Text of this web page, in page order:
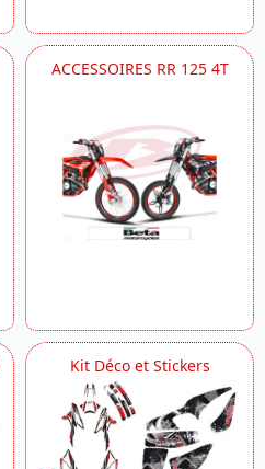
ACCESSOIRES RR 125 4T
Kit Déco et Stickers